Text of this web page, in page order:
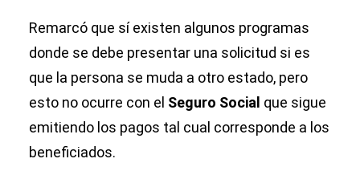
Remarcó que sí existen algunos programas
donde se debe presentar una solicitud si es
que la persona se muda a otro estado, pero
esto no ocurre con el Seguro Social que sigue
emitiendo los pagos tal cual corresponde a los
beneficiados.